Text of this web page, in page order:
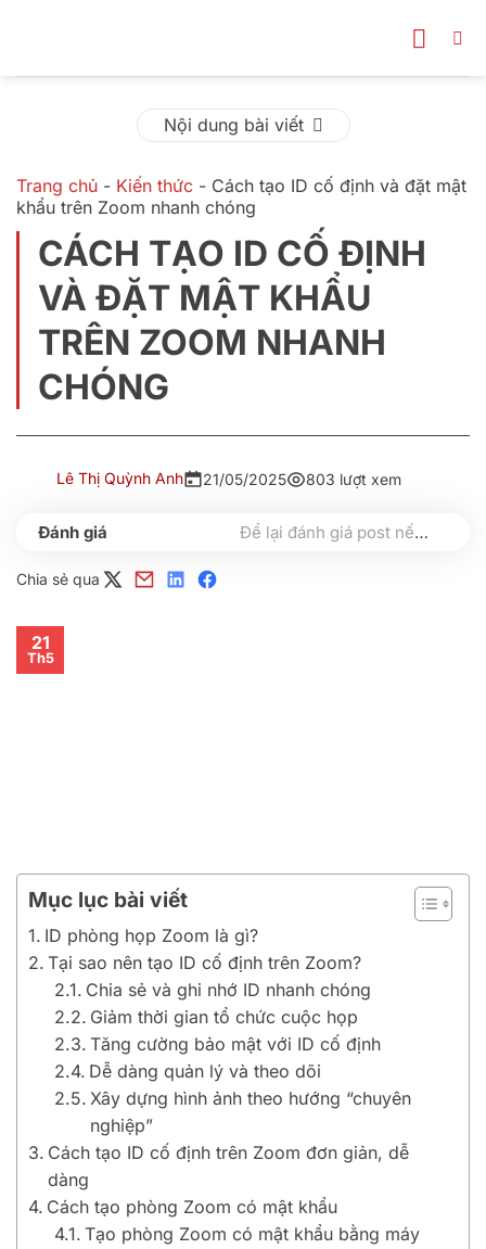
dung
Nội dung bài viết
Trang chủ - Kiến thức - Cách tạo ID cố định và đặt mật
khẩu trên Zoom nhanh chóng
CÁCH TẠO ID CỐ ĐỊNH
VÀ ĐẶT MẬT KHẨU
TRÊN ZOOM NHANH
CHÓNG
Lê Thị Quỳnh Anh 21/05/2025 803 lượt xem
Để lại đánh giá post nếu bạn thấy hữu ích nhé
Chia sẻ qua
21
Th5
Mục lục bài viết
ID phòng họp Zoom là gì?
Tại sao nên tạo ID cố định trên Zoom?
Chia sẻ và ghi nhớ ID nhanh chóng
Giảm thời gian tổ chức cuộc họp
Tăng cường bảo mật với ID cố định
Dễ dàng quản lý và theo dõi
Xây dựng hình ảnh theo hướng “chuyên
nghiệp”
Cách tạo ID cố định trên Zoom đơn giản, dễ
dàng
Cách tạo phòng Zoom có mật khẩu
Tạo phòng Zoom có mật khẩu bằng máy